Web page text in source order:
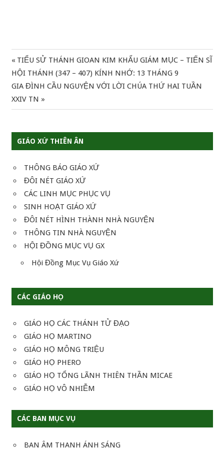
GIÁO XỨ THIÊN ÂN
THÔNG BÁO GIÁO XỨ
ĐÔI NÉT GIÁO XỨ
CÁC LINH MỤC PHỤC VỤ
SINH HOẠT GIÁO XỨ
ĐÔI NÉT HÌNH THÀNH NHÀ NGUYỆN
THÔNG TIN NHÀ NGUYỆN
HỘI ĐỒNG MỤC VỤ GX
Hội Đồng Mục Vụ Giáo Xứ
CÁC GIÁO HỌ
GIÁO HỌ CÁC THÁNH TỬ ĐẠO
GIÁO HỌ MARTINO
GIÁO HỌ MÔNG TRIỆU
GIÁO HỌ PHERO
GIÁO HỌ TỔNG LÃNH THIÊN THẦN MICAE
GIÁO HỌ VÔ NHIỄM
CÁC BAN MỤC VỤ
BAN ÂM THANH ÁNH SÁNG
Điều
hướng
bài
Previous
Post:
TIỂU SỬ THÁNH GIOAN KIM KHẨU GIÁM MỤC – TIẾN SĨ
HỘI THÁNH (347 – 407) KÍNH NHỚ: 13 THÁNG 9
Next
Post:
GIA ĐÌNH CẦU NGUYỆN VỚI LỜI CHÚA THỨ HAI TUẦN
XXIV TN